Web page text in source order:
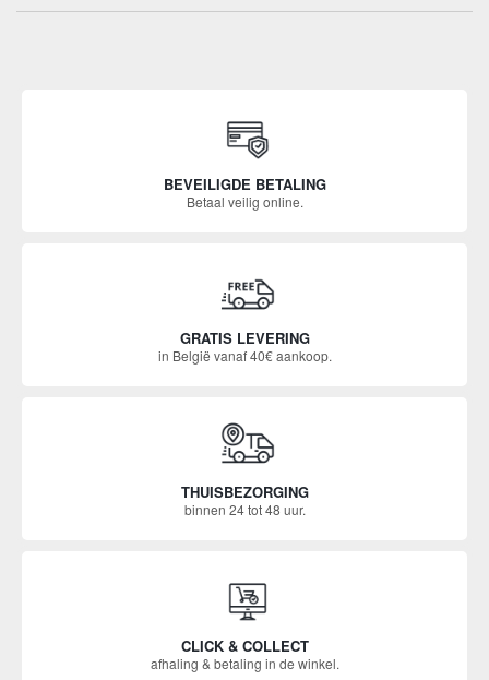
BEVEILIGDE BETALING
Betaal veilig online.
GRATIS LEVERING
in België vanaf 40€ aankoop.
THUISBEZORGING
binnen 24 tot 48 uur.
CLICK & COLLECT
afhaling & betaling in de winkel.